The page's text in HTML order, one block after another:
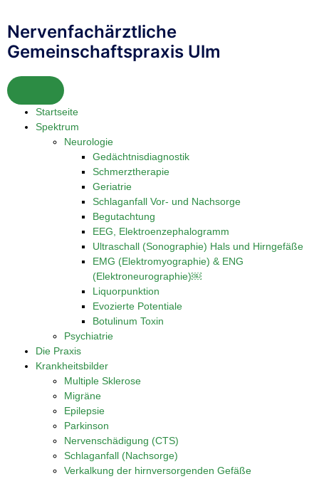
Nervenfachärztliche
Gemeinschaftspraxis Ulm
Startseite
Spektrum
Neurologie
Gedächtnisdiagnostik
Schmerztherapie
Geriatrie
Schlaganfall Vor- und Nachsorge
Begutachtung
EEG, Elektroenzephalogramm
Ultraschall (Sonographie) Hals und Hirngefäße
EMG (Elektromyographie) & ENG
(Elektroneurographie)￼
Liquorpunktion​
Evozierte Potentiale
Botulinum Toxin
Psychiatrie
Die Praxis
Krankheitsbilder
Multiple Sklerose
Migräne
Epilepsie
Parkinson
Nervenschädigung (CTS)
Schlaganfall (Nachsorge)
Verkalkung der hirnversorgenden Gefäße